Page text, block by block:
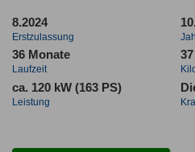
8.2024
Erstzulassung
36 Monate
Laufzeit
ca. 120 kW (163 PS)
Leistung